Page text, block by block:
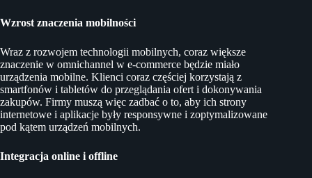
Wzrost znaczenia mobilności
Wraz z rozwojem technologii mobilnych, coraz większe
znaczenie w omnichannel w e-commerce będzie miało
urządzenia mobilne. Klienci coraz częściej korzystają z
smartfonów i tabletów do przeglądania ofert i dokonywania
zakupów. Firmy muszą więc zadbać o to, aby ich strony
internetowe i aplikacje były responsywne i zoptymalizowane
pod kątem urządzeń mobilnych.
Integracja online i offline